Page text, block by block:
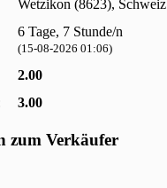
Wetzikon (8623), Schweiz
6 Tage, 7 Stunde/n
(15-08-2026 01:06)
2.00
3.00
zum Verkäufer